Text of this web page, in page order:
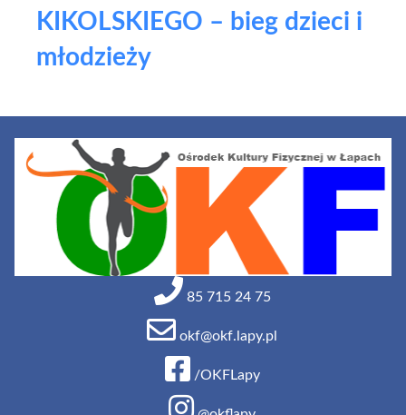
KIKOLSKIEGO – bieg dzieci i
młodzieży
85 715 24 75
okf@okf.lapy.pl
/OKFLapy